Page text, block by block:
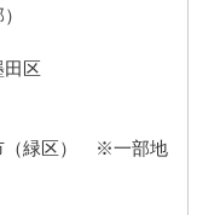
区
（緑区） ※一部地